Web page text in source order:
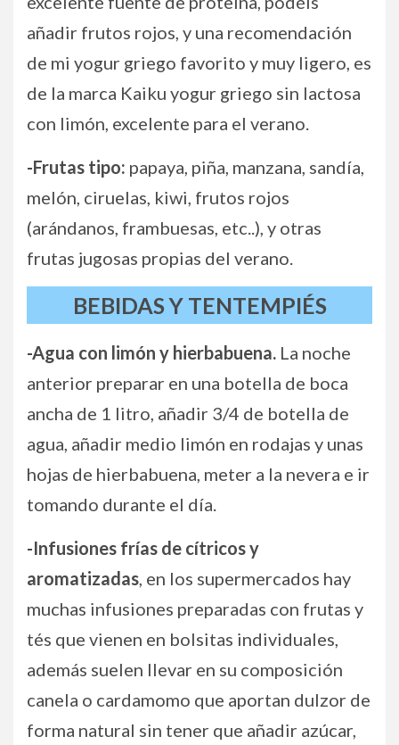
añadir frutos rojos, y una recomendación
de mi yogur griego favorito y muy ligero, es
de la marca Kaiku yogur griego sin lactosa
con limón, excelente para el verano.
-Frutas tipo: papaya, piña, manzana, sandía,
melón, ciruelas, kiwi, frutos rojos
(arándanos, frambuesas, etc..), y otras
frutas jugosas propias del verano.
BEBIDAS Y TENTEMPIÉS
-Agua con limón y hierbabuena. La noche
anterior preparar en una botella de boca
ancha de 1 litro, añadir 3/4 de botella de
agua, añadir medio limón en rodajas y unas
hojas de hierbabuena, meter a la nevera e ir
tomando durante el día.
-Infusiones frías de cítricos y
aromatizadas, en los supermercados hay
muchas infusiones preparadas con frutas y
tés que vienen en bolsitas individuales,
además suelen llevar en su composición
canela o cardamomo que aportan dulzor de
forma natural sin tener que añadir azúcar,